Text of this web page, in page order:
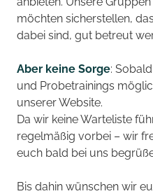
möchten sicherstellen,
dabei sind, gut betreut
Aber keine Sorge:
und Probetrainings
unserer Website.
Da wir keine Warteliste
regelmäßig vorbei – wir
euch bald bei uns
Bis dahin wünschen wir